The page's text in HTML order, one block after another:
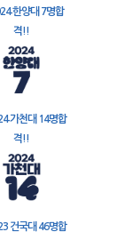
한양대 7명합
격!!
가천대 14명합
격!!
건국대 46명합